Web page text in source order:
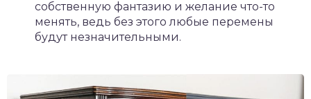
собственную фантазию и желание что-то
менять, ведь без этого любые перемены
будут незначительными.